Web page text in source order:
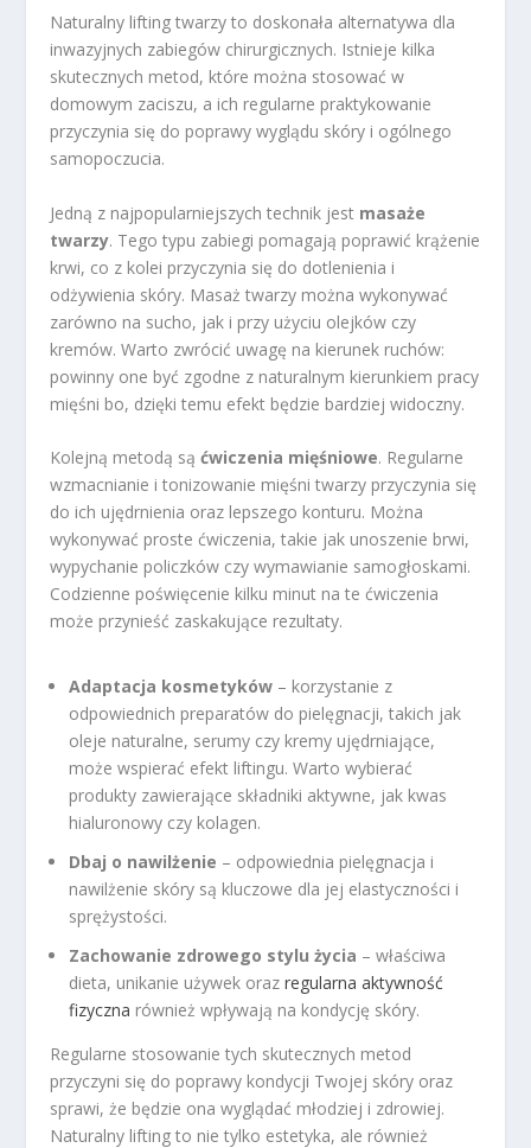
Naturalny lifting twarzy to doskonała alternatywa dla
inwazyjnych zabiegów chirurgicznych. Istnieje kilka
skutecznych metod, które można stosować w
domowym zaciszu, a ich regularne praktykowanie
przyczynia się do poprawy wyglądu skóry i ogólnego
samopoczucia.
Jedną z najpopularniejszych technik jest masaże
twarzy. Tego typu zabiegi pomagają poprawić krążenie
krwi, co z kolei przyczynia się do dotlenienia i
odżywienia skóry. Masaż twarzy można wykonywać
zarówno na sucho, jak i przy użyciu olejków czy
kremów. Warto zwrócić uwagę na kierunek ruchów:
powinny one być zgodne z naturalnym kierunkiem pracy
mięśni bo, dzięki temu efekt będzie bardziej widoczny.
Kolejną metodą sąćwiczenia mięśniowe. Regularne
wzmacnianie i tonizowanie mięśni twarzy przyczynia się
do ich ujędrnienia oraz lepszego konturu. Można
wykonywać proste ćwiczenia, takie jak unoszenie brwi,
wypychanie policzków czy wymawianie samogłoskami.
Codzienne poświęcenie kilku minut na te ćwiczenia
może przynieść zaskakujące rezultaty.
Adaptacja kosmetyków – korzystanie z
odpowiednich preparatów do pielęgnacji, takich jak
oleje naturalne, serumy czy kremy ujędrniające,
może wspierać efekt liftingu. Warto wybierać
produkty zawierające składniki aktywne, jak kwas
hialuronowy czy kolagen.
Dbaj o nawilżenie – odpowiednia pielęgnacja i
nawilżenie skóry są kluczowe dla jej elastyczności i
sprężystości.
Zachowanie zdrowego stylu życia – właściwa
dieta, unikanie używek orazregularna aktywność
fizyczna również wpływają na kondycję skóry.
Regularne stosowanie tych skutecznych metod
przyczyni się do poprawy kondycji Twojej skóry oraz
sprawi, że będzie ona wyglądać młodziej i zdrowiej.
Naturalny lifting to nie tylko estetyka, ale również